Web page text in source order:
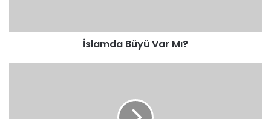
İslamda Büyü Var Mı?